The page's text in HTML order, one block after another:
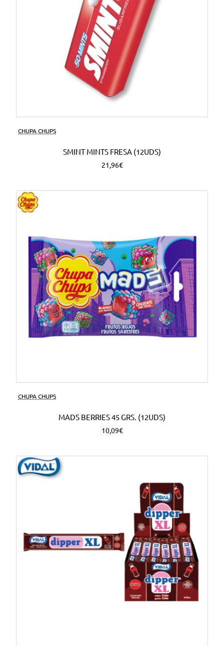
CHUPA CHUPS
SMINT MINTS FRESA (12UDS)
21,96€
CHUPA CHUPS
MADS BERRIES 45 GRS. (12UDS)
10,09€